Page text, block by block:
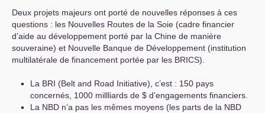
Deux projets majeurs ont porté de nouvelles réponses à ces
questions : les Nouvelles Routes de la Soie (cadre financier
d’aide au développement porté par la Chine de manière
souveraine) et Nouvelle Banque de Développement (institution
multilatérale de financement portée par les BRICS).
La BRI (Belt and Road Initiative), c’est : 150 pays
concernés, 1000 millliards de $ d’engagements financiers.
La NBD n’a pas les mêmes moyens (les parts de la NBD